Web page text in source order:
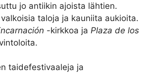
jo antiikin ajoista lähtien.
taloja ja kauniita aukioita.
-kirkkoa ja Plaza de los
taidefestivaaleja ja